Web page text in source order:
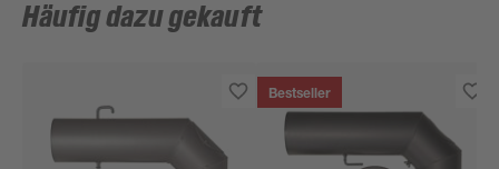
Häufig dazu gekauft
Bestseller